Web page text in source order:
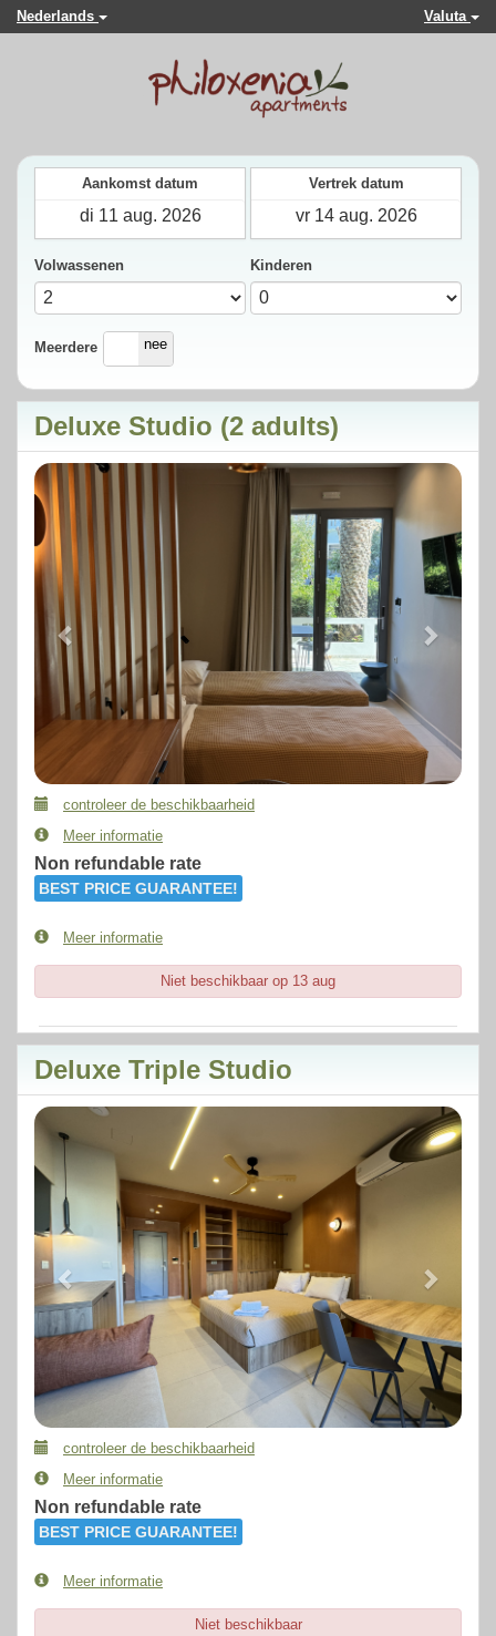
Nederlands Valuta
Aankomst datum Vertrek datum
Volwassenen Kinderen
Meerdere
ja nee
Deluxe Studio (2 adults)
Previous Next
controleer de beschikbaarheid
Meer informatie
Non refundable rate
BEST PRICE GUARANTEE!
Meer informatie
Niet beschikbaar op 13 aug
Deluxe Triple Studio
Previous Next
controleer de beschikbaarheid
Meer informatie
Non refundable rate
BEST PRICE GUARANTEE!
Meer informatie
Niet beschikbaar